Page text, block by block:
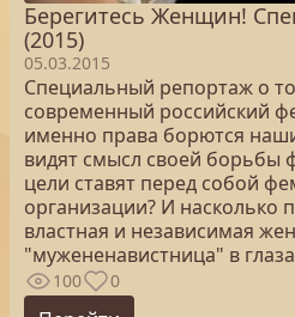
Берегитесь Женщин!
(2015)
05.03.2015
Специальный репортаж о
современный российский
именно права борются
видят смысл своей борьбы
цели ставят перед собой
организации? И насколько
властная и независимая
"мужененавистница" в
100 0